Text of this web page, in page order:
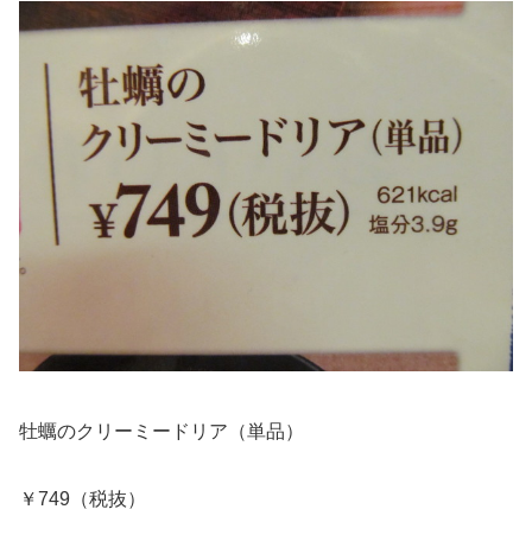
牡蠣のクリーミードリア（単品）
￥749（税抜）